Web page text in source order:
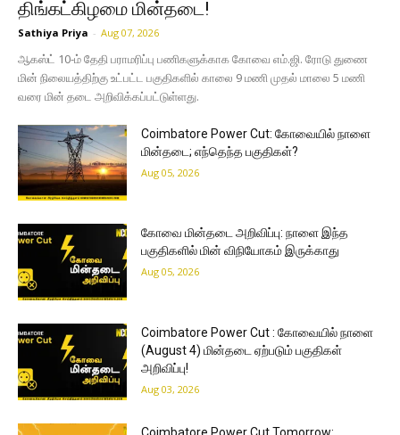
திங்கட்கிழமை மின்தடை!
Sathiya Priya - Aug 07, 2026
ஆகஸ்ட் 10-ம் தேதி பராமரிப்பு பணிகளுக்காக கோவை எம்.ஜி. ரோடு துணை
மின் நிலையத்திற்கு உட்பட்ட பகுதிகளில் காலை 9 மணி முதல் மாலை 5 மணி
வரை மின் தடை அறிவிக்கப்பட்டுள்ளது.
Coimbatore Power Cut: கோவையில் நாளை
மின்தடை; எந்தெந்த பகுதிகள்?
Aug 05, 2026
கோவை மின்தடை அறிவிப்பு: நாளை இந்த
பகுதிகளில் மின் விநியோகம் இருக்காது
Aug 05, 2026
Coimbatore Power Cut : கோவையில் நாளை
(August 4) மின்தடை ஏற்படும் பகுதிகள்
அறிவிப்பு!
Aug 03, 2026
Coimbatore Power Cut Tomorrow: